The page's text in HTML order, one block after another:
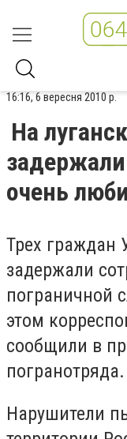
16:16, 6 вересня 2010 р.
На
очень
Трех граждан
задержали
пограничной
этом
сообщили в
погранотряда.
Нарушители